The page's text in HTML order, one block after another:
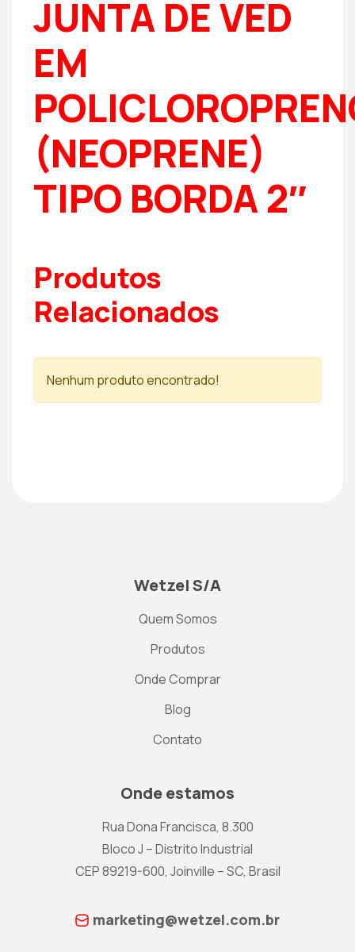
JUNTA DE VED
EM
(NEOPRENE)
TIPO BORDA 2″
Produtos
Relacionados
Nenhum produto encontrado!
Wetzel S/A
Quem Somos
Produtos
Onde Comprar
Blog
Contato
Onde estamos
Rua Dona Francisca, 8.300
Bloco J – Distrito Industrial
CEP 89219-600, Joinville – SC, Brasil
marketing@wetzel.com.br